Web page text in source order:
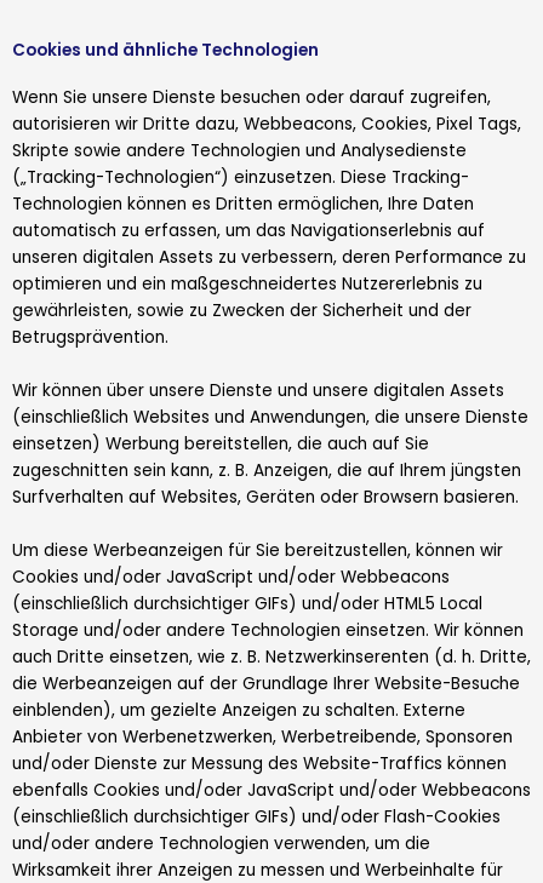
Cookies und ähnliche Technologien
Wenn Sie unsere Dienste besuchen oder darauf zugreifen,
autorisieren wir Dritte dazu, Webbeacons, Cookies, Pixel Tags,
Skripte sowie andere Technologien und Analysedienste
(„Tracking-Technologien“) einzusetzen. Diese Tracking-
Technologien können es Dritten ermöglichen, Ihre Daten
automatisch zu erfassen, um das Navigationserlebnis auf
unseren digitalen Assets zu verbessern, deren Performance zu
optimieren und ein maßgeschneidertes Nutzererlebnis zu
gewährleisten, sowie zu Zwecken der Sicherheit und der
Betrugsprävention.
Wir können über unsere Dienste und unsere digitalen Assets
(einschließlich Websites und Anwendungen, die unsere Dienste
einsetzen) Werbung bereitstellen, die auch auf Sie
zugeschnitten sein kann, z. B. Anzeigen, die auf Ihrem jüngsten
Surfverhalten auf Websites, Geräten oder Browsern basieren.
Um diese Werbeanzeigen für Sie bereitzustellen, können wir
Cookies und/oder JavaScript und/oder Webbeacons
(einschließlich durchsichtiger GIFs) und/oder HTML5 Local
Storage und/oder andere Technologien einsetzen. Wir können
auch Dritte einsetzen, wie z. B. Netzwerkinserenten (d. h. Dritte,
die Werbeanzeigen auf der Grundlage Ihrer Website-Besuche
einblenden), um gezielte Anzeigen zu schalten. Externe
Anbieter von Werbenetzwerken, Werbetreibende, Sponsoren
und/oder Dienste zur Messung des Website-Traffics können
ebenfalls Cookies und/oder JavaScript und/oder Webbeacons
(einschließlich durchsichtiger GIFs) und/oder Flash-Cookies
und/oder andere Technologien verwenden, um die
Wirksamkeit ihrer Anzeigen zu messen und Werbeinhalte für